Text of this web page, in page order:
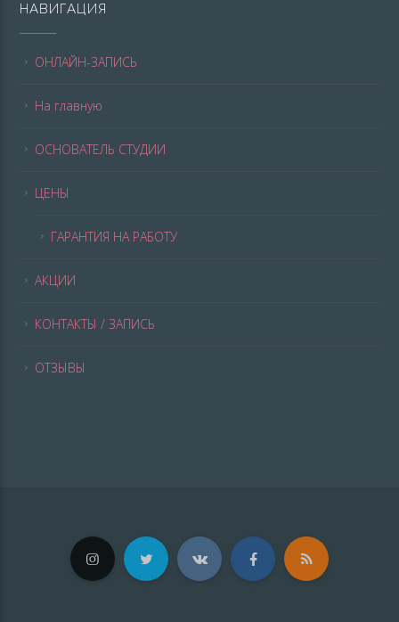
НАВИГАЦИЯ
ОНЛАЙН-ЗАПИСЬ
На главную
ОСНОВАТЕЛЬ СТУДИИ
ЦЕНЫ
ГАРАНТИЯ НА РАБОТУ
АКЦИИ
КОНТАКТЫ / ЗАПИСЬ
ОТЗЫВЫ